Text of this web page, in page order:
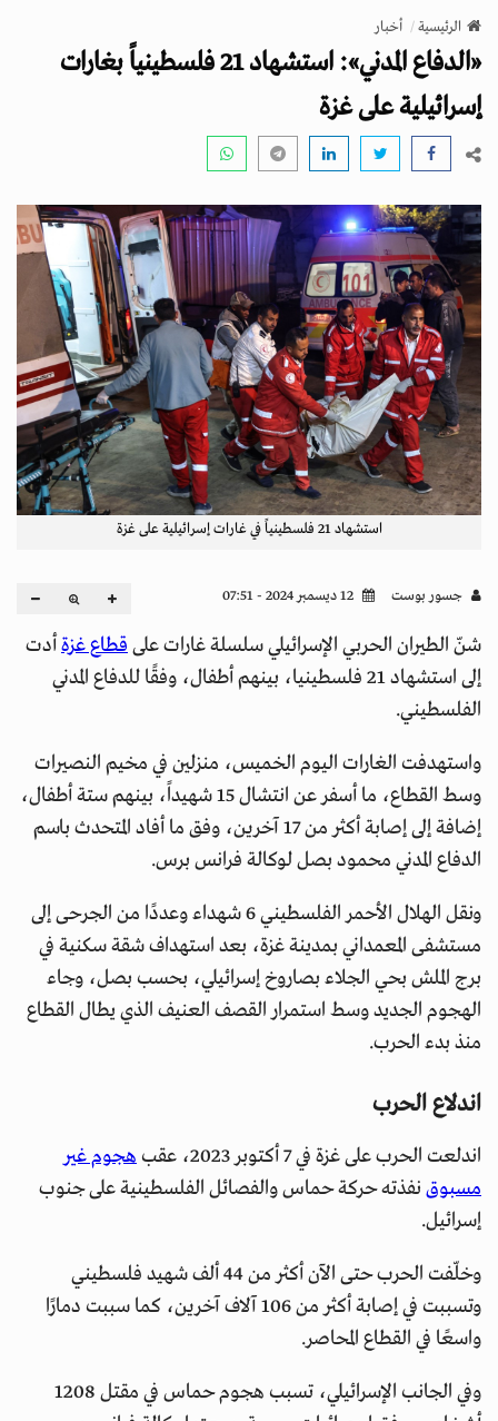
v
g
a
t
n
الرئيسية أخبار
«الدفاع المدني»: استشهاد 21 فلسطينياً بغارات
إسرائيلية على غزة
استشهاد 21 فلسطينياً في غارات إسرائيلية على غزة
جسور بوست
شنّ الطيران الحربي الإسرائيلي سلسلة غارات علىقطاع غزة أدت
إلى استشهاد 21 فلسطينيا، بينهم أطفال، وفقًا للدفاع المدني
الفلسطيني.
واستهدفت الغارات اليوم الخميس، منزلين في مخيم النصيرات
وسط القطاع، ما أسفر عن انتشال 15 شهيداً، بينهم ستة أطفال،
إضافة إلى إصابة أكثر من 17 آخرين، وفق ما أفاد المتحدث باسم
الدفاع المدني محمود بصل لوكالة فرانس برس.
ونقل الهلال الأحمر الفلسطيني 6 شهداء وعددًا من الجرحى إلى
مستشفى المعمداني بمدينة غزة، بعد استهداف شقة سكنية في
برج الملش بحي الجلاء بصاروخ إسرائيلي، بحسب بصل، وجاء
الهجوم الجديد وسط استمرار القصف العنيف الذي يطال القطاع
منذ بدء الحرب.
اندلاع الحرب
اندلعت الحرب على غزة في 7 أكتوبر 2023، عقب
هجوم غير
مسبوق نفذته حركة حماس والفصائل الفلسطينية على جنوب
إسرائيل.
وخلّفت الحرب حتى الآن أكثر من 44 ألف شهيد فلسطيني
وتسببت في إصابة أكثر من 106 آلاف آخرين، كما سببت دمارًا
واسعًا في القطاع المحاصر.
وفي الجانب الإسرائيلي، تسبب هجوم حماس في مقتل 1208